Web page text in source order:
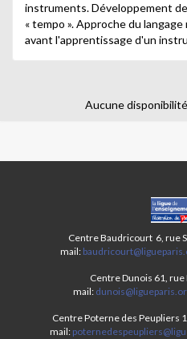
instruments. Développement
« tempo ». Approche du
avant l'apprentissage d'un
Aucune
Centre Baudricourt 6, rue
mail:
Centre Dunois 61,
mail:
Centre Poterne des Peupliers
mail: